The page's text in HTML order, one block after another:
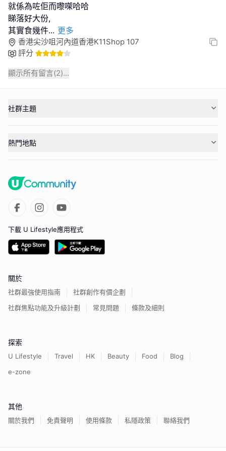
就係為咗佢而嚟㗎哈哈
睇落好大份,
其實食幾件... 更多
香港尖沙咀河內道香港K11Shop 107
評分
顯示所有留言(2)...
社群主題
熱門地點
下載 U Lifestyle應用程式
關於
社群最強使用指南
社群創作有價企劃
社群焦點功能及升級計劃
常見問題 條款及細則
探索
U Lifestyle Travel HK Beauty Food
Blog
e-zone
其他
關於我們 免責聲明 使用條款 私隱政策 聯絡我們